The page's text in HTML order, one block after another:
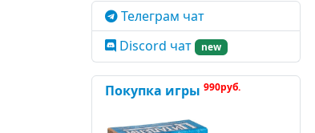
Телеграм чат
Discord чат
new
Покупка игры 990руб.